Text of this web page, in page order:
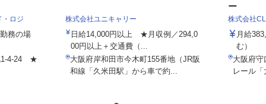
・ロジ
務の場
1-4-24 ★
株式会社ユニキャリー
日給14,000円以上 ★月収例／294,0
00円以上＋交通費（...
大阪府岸和田市今木町155番地（JR阪
和線「久米田駅」から車で約...
ー
株式会社
月給
む）
大阪府守
レール